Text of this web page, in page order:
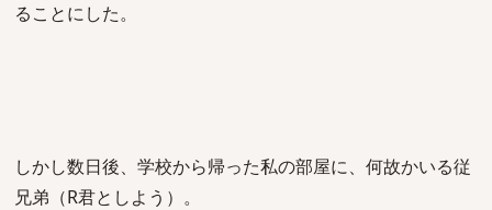
ることにした。
しかし数日後、学校から帰った私の部屋に、何故かいる従
兄弟（R君としよう）。